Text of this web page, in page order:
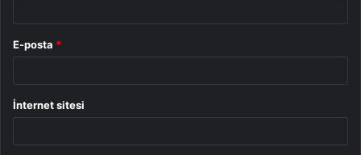
E-posta *
İnternet sitesi